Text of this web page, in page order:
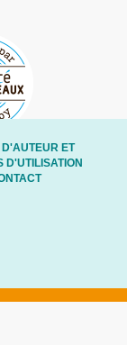
D'AUTEUR ET
D'UTILISATION